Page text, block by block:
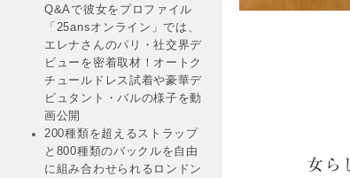
Q&Aで彼女をプロファイル
「25ansオンライン」では、
エレナさんのパリ・社交界デ
ビューを密着取材！オートク
チュールドレス試着や豪華デ
ビュタント・バルの様子を動
画公開
200種類を超えるストラップ
と800種類のバックルを自由
に組み合わせられるロンドン